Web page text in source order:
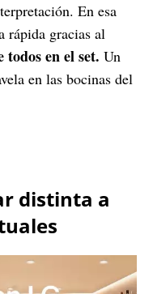
En esa
rápida gracias al
todos en el set. Un
en las bocinas del
distinta a